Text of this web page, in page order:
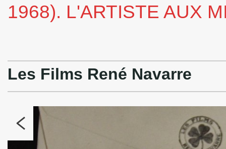
1968). L'ARTISTE AUX
Les Films René Navarre